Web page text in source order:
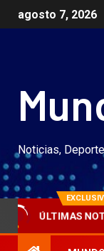
agosto 7, 2026
Noticias,
ÚLTIMAS